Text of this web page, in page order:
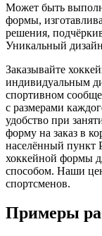
Может быть
формы,
решения,
Уникальный
Заказывайте
индивидуальным
спортивном
с размерами
удобство при
форму на заказ в
населённый пункт
хоккейной формы
способом. Наши
спортсменов.
Примеры